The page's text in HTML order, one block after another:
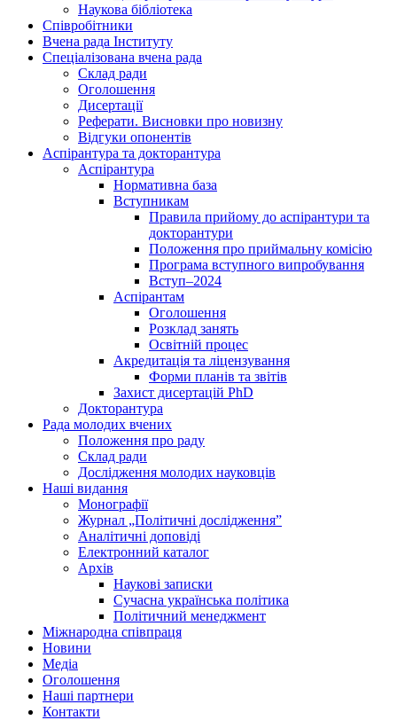
Наукова бібліотека
Співробітники
Вчена рада Інституту
Спеціалізована вчена рада
Склад ради
Оголошення
Дисертації
Реферати. Висновки про новизну
Відгуки опонентів
Аспірантура та докторантура
Аспірантура
Нормативна база
Вступникам
Правила прийому до аспірантури та
докторантури
Положення про приймальну комісію
Програма вступного випробування
Вступ–2024
Аспірантам
Оголошення
Розклад занять
Освітній процес
Акредитація та ліцензування
Форми планів та звітів
Захист дисертацій PhD
Докторантура
Рада молодих вчених
Положення про раду
Склад ради
Дослідження молодих науковців
Наші видання
Монографії
Журнал „Політичні дослідження”
Аналітичні доповіді
Електронний каталог
Архів
Наукові записки
Сучасна українська політика
Політичний менеджмент
Міжнародна співпраця
Новини
Медіa
Оголошення
Наші партнери
Контакти